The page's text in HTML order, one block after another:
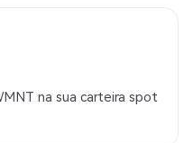
na sua carteira spot